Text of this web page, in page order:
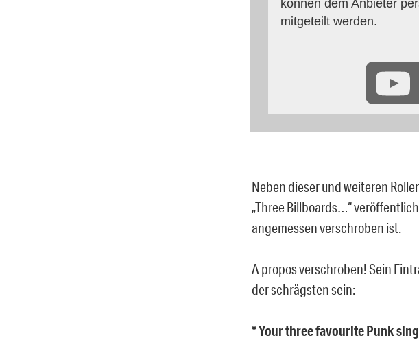
können dem Anbieter
mitgeteilt werden.
Neben dieser und weiteren
„Three Billboards…“
angemessen verschroben ist.
A propos verschroben! Sein
der schrägsten sein:
* Your three favourite Punk